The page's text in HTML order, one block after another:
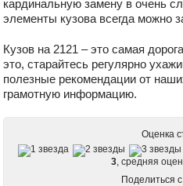
кардинальную замену в очень
элементы кузова всегда можно
Кузов на 2121 – это самая
это, старайтесь регулярно
полезные рекомендации от
грамотную информацию.
Оценка
3, средняя
Поделиться